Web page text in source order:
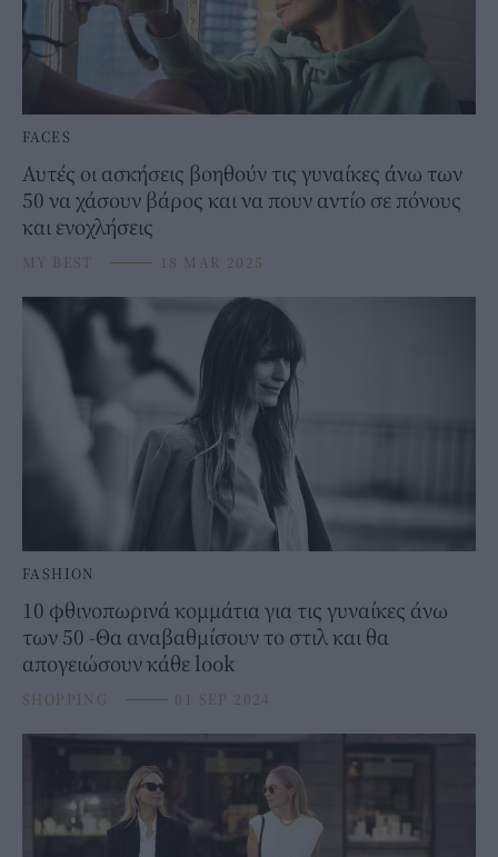
FACES
Αυτές οι ασκήσεις βοηθούν τις γυναίκες άνω των
50 να χάσουν βάρος και να πουν αντίο σε πόνους
και ενοχλήσεις
MY BEST ⸻ 18 MAR 2025
FASHION
10 φθινοπωρινά κομμάτια για τις γυναίκες άνω
των 50 -Θα αναβαθμίσουν το στιλ και θα
απογειώσουν κάθε look
SHOPPING ⸻ 01 SEP 2024